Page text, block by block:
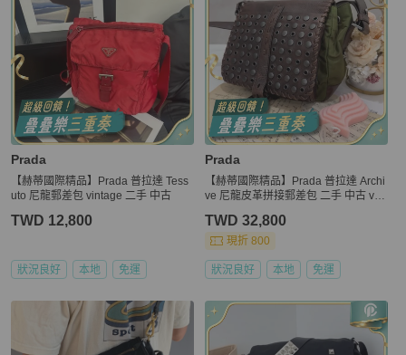
Prada
【赫蒂國際精品】Prada 普拉達 Tess
uto 尼龍郵差包 vintage 二手 中古
TWD 12,800
狀況良好 本地 免運
Prada
【赫蒂國際精品】Prada 普拉達 Archi
ve 尼龍皮革拼接郵差包 二手 中古 vint
TWD 32,800
現折 800
狀況良好 本地 免運